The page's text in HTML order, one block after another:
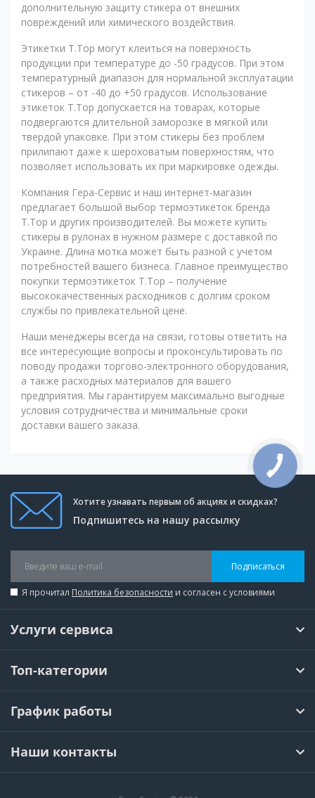
дополнительную защиту стикера от внешних
повреждений или химического воздействия.
Этикетки T.Top могут клеиться на поверхность
продукции при температуре до -50 градусов. При этом
температурный диапазон для нормальной эксплуатации
стикеров – от -40 до +50 градусов. Использование
этикеток T.Top допускается на товарах, которые
подвергаются длительной заморозке в мягкой или
твердой упаковке. При этом стикеры без проблем
прилипают даже к шероховатым поверхностям, что
позволяет использовать их при маркировке одежды.
Компания Гера-Сервис и наш интернет-магазин
предлагает большой выбор термоэтикеток бренда
T.Top и других производителей. Вы можете купить
стикеры в рулонах в нужном размере с доставкой по
Украине. Длина мотка может быть разной с учетом
потребностей вашего бизнеса. Главное преимущество
покупки термоэтикеток T.Top – получение
высококачественных расходников с долгим сроком
службы по привлекательной цене.
Наши менеджеры всегда на связи, готовы ответить на
все интересующие вопросы и проконсультировать по
поводу продажи торгово-электронного оборудования,
а также расходных материалов для вашего
предприятия. Мы гарантируем максимально выгодные
условия сотрудничества и минимальные сроки
доставки вашего заказа.
Хотите узнавать первым об акциях и скидках?
Подпишитесь на нашу рассылку
Подписаться
Я прочитал Политика безопасности и согласен с условиями
Услуги сервиса
Топ-категории
График работы
Наши контакты